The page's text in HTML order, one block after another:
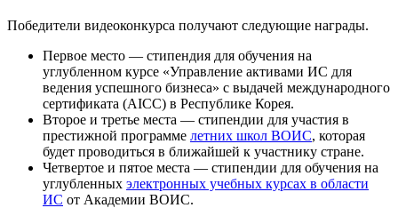
Победители видеоконкурса получают следующие награды.
Первое место — стипендия для обучения на
углубленном курсе «Управление активами ИС для
ведения успешного бизнеса» с выдачей международного
сертификата (AICC) в Республике Корея.
Второе и третье места — стипендии для участия в
престижной программе летних школ ВОИС, которая
будет проводиться в ближайшей к участнику стране.
Четвертое и пятое места — стипендии для обучения на
углубленных электронных учебных курсах в области
ИС от Академии ВОИС.